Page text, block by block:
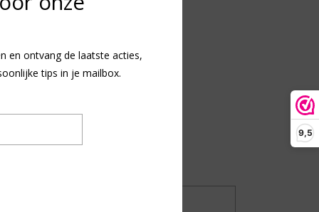
9,5
en ontvang de laatste acties,
tips in je mailbox.